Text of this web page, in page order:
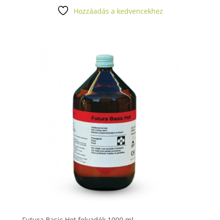
Hozzáadás a kedvencekhez